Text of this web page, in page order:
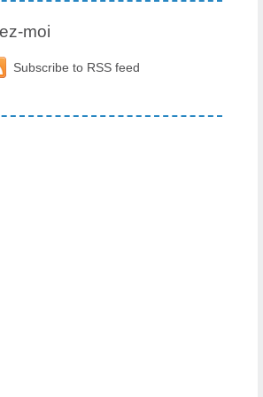
moi
Subscribe to RSS feed